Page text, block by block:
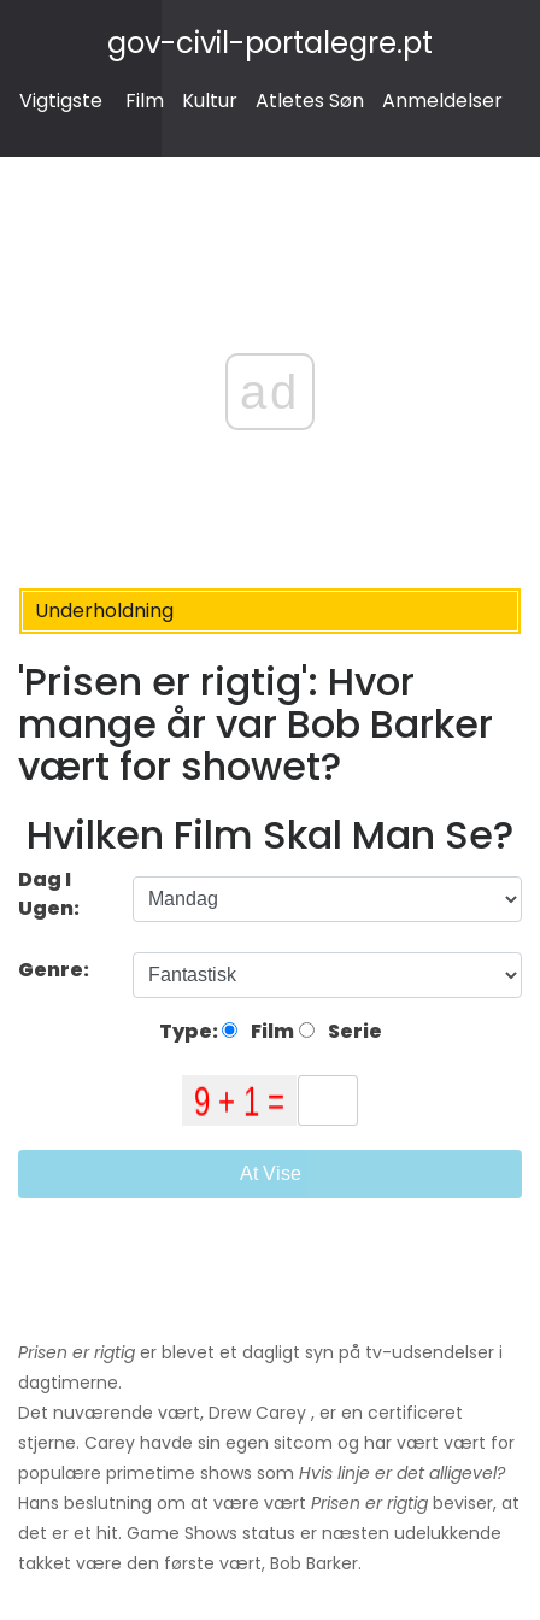
gov-civil-portalegre.pt
Vigtigste Film Kultur Atletes Søn Anmeldelser
ad
Underholdning
'Prisen er rigtig': Hvor
mange år var Bob Barker
vært for showet?
Hvilken Film Skal Man Se?
Dag I
Ugen:
Genre:
Type: Film Serie
At Vise
Prisen er rigtig er blevet et dagligt syn på tv-udsendelser i
dagtimerne.
Det nuværende vært, Drew Carey , er en certificeret
stjerne. Carey havde sin egen sitcom og har vært vært for
populære primetime shows som Hvis linje er det alligevel?
Hans beslutning om at være vært Prisen er rigtig beviser, at
det er et hit. Game Shows status er næsten udelukkende
takket være den første vært, Bob Barker.